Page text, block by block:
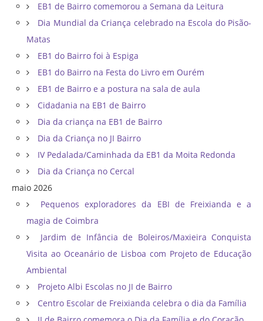
EB1 de Bairro comemorou a Semana da Leitura
Dia Mundial da Criança celebrado na Escola do Pisão-
Matas
EB1 do Bairro foi à Espiga
EB1 do Bairro na Festa do Livro em Ourém
EB1 de Bairro e a postura na sala de aula
Cidadania na EB1 de Bairro
Dia da criança na EB1 de Bairro
Dia da Criança no JI Bairro
IV Pedalada/Caminhada da EB1 da Moita Redonda
Dia da Criança no Cercal
maio 2026
Pequenos exploradores da EBI de Freixianda e a
magia de Coimbra
Jardim de Infância de Boleiros/Maxieira Conquista
Visita ao Oceanário de Lisboa com Projeto de Educação
Ambiental
Projeto Albi Escolas no JI de Bairro
Centro Escolar de Freixianda celebra o dia da Família